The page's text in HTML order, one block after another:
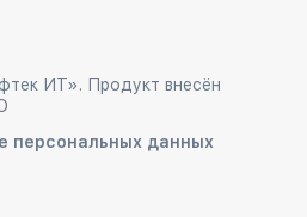
ИТ». Продукт внесён
персональных данных